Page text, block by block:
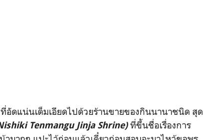
ดแน่นเต็มเอียดไปด้วยร้านขายของกินนานาชนิด สุด
Tenmangu Jinja Shrine)ที่ขึ้นชื่อเรื่องการ